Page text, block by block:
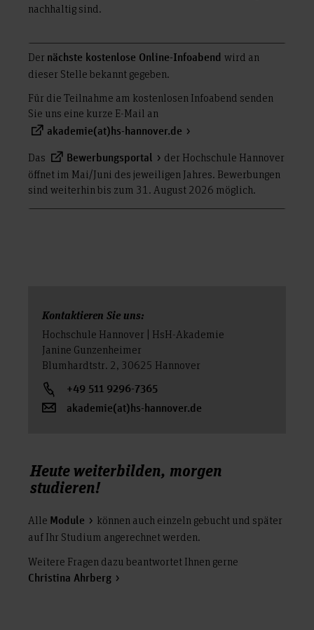
nachhaltig sind.
Der nächste kostenlose Online-Infoabend wird an
dieser Stelle bekannt gegeben.
Für die Teilnahme am kostenlosen Infoabend senden
Sie uns eine kurze E-Mail an
akademie(at)hs-hannover.de
Das Bewerbungsportal
der Hochschule Hannover
öffnet im Mai/Juni des jeweiligen Jahres. Bewerbungen
sind weiterhin bis zum 31. August 2026 möglich.
Kontaktieren Sie uns:
Hochschule Hannover | HsH-Akademie
Janine Gunzenheimer
Blumhardtstr. 2, 30625 Hannover
+49 511 9296-7365
akademie(at)hs-hannover.de
Heute weiterbilden, morgen
studieren!
Alle Module
können auch einzeln gebucht und später
auf Ihr Studium angerechnet werden.
Weitere Fragen dazu beantwortet Ihnen gerne
Christina Ahrberg